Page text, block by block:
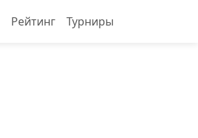
Рейтинг Турниры